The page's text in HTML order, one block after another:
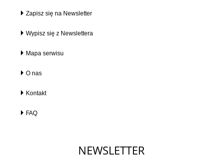
Zapisz się na Newsletter
Wypisz się z Newslettera
Mapa serwisu
O nas
Kontakt
FAQ
NEWSLETTER